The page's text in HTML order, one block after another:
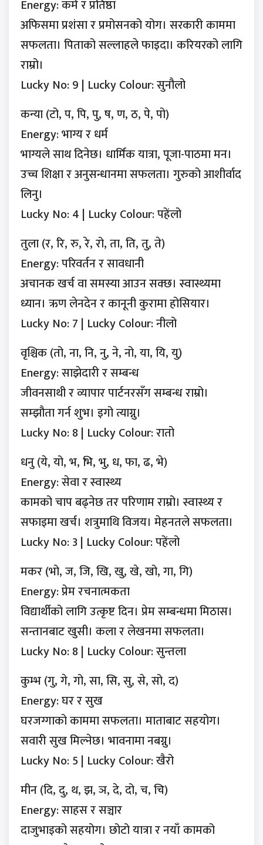
Energy: कर्म र प्रतिष्ठा
अफिसमा प्रशंसा र प्रमोसनको योग। सरकारी काममा
सफलता। पिताको सल्लाहले फाइदा। करियरको लागि
राम्रो।
Lucky No: 9 | Lucky Colour: सुनौलो
कन्या (टो, प, पि, पु, ष, ण, ठ, पे, पो)
Energy: भाग्य र धर्म
भाग्यले साथ दिनेछ। धार्मिक यात्रा, पूजा-पाठमा मन।
उच्च शिक्षा र अनुसन्धानमा सफलता। गुरुको आशीर्वाद
लिनु।
Lucky No: 4 | Lucky Colour: पहेंलो
तुला (र, रि, रु, रे, रो, ता, ति, तु, ते)
Energy: परिवर्तन र सावधानी
अचानक खर्च वा समस्या आउन सक्छ। स्वास्थ्यमा
ध्यान। ऋण लेनदेन र कानूनी कुरामा होसियार।
Lucky No: 7 | Lucky Colour: नीलो
वृश्चिक (तो, ना, नि, नु, ने, नो, या, यि, यु)
Energy: साझेदारी र सम्बन्ध
जीवनसाथी र व्यापार पार्टनरसँग सम्बन्ध राम्रो।
सम्झौता गर्न शुभ। इगो त्याग्नु।
Lucky No: 8 | Lucky Colour: रातो
धनु (ये, यो, भ, भि, भु, ध, फा, ढ, भे)
Energy: सेवा र स्वास्थ्य
कामको चाप बढ्नेछ तर परिणाम राम्रो। स्वास्थ्य र
सफाइमा खर्च। शत्रुमाथि विजय। मेहनतले सफलता।
Lucky No: 3 | Lucky Colour: पहेंलो
मकर (भो, ज, जि, खि, खु, खे, खो, गा, गि)
Energy: प्रेम रचनात्मकता
विद्यार्थीको लागि उत्कृष्ट दिन। प्रेम सम्बन्धमा मिठास।
सन्तानबाट खुसी। कला र लेखनमा सफलता।
Lucky No: 8 | Lucky Colour: सुन्तला
कुम्भ (गु, गे, गो, सा, सि, सु, से, सो, द)
Energy: घर र सुख
घरजग्गाको काममा सफलता। माताबाट सहयोग।
सवारी सुख मिल्नेछ। भावनामा नबग्नु।
Lucky No: 5 | Lucky Colour: खैरो
मीन (दि, दु, थ, झ, ञ, दे, दो, च, चि)
Energy: साहस र सञ्चार
दाजुभाइको सहयोग। छोटो यात्रा र नयाँ कामको